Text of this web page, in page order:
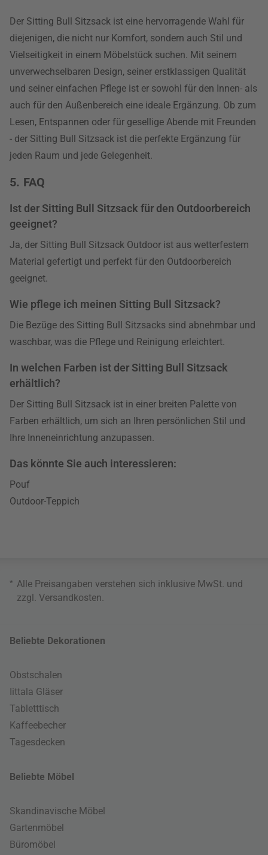
Der Sitting Bull Sitzsack ist eine hervorragende Wahl für
diejenigen, die nicht nur Komfort, sondern auch Stil und
Vielseitigkeit in einem Möbelstück suchen. Mit seinem
unverwechselbaren Design, seiner erstklassigen Qualität
und seiner einfachen Pflege ist er sowohl für den Innen- als
auch für den Außenbereich eine ideale Ergänzung. Ob zum
Lesen, Entspannen oder für gesellige Abende mit Freunden
- der Sitting Bull Sitzsack ist die perfekte Ergänzung für
jeden Raum und jede Gelegenheit.
5. FAQ
Ist der Sitting Bull Sitzsack für den Outdoorbereich
geeignet?
Ja, der Sitting Bull Sitzsack Outdoor ist aus wetterfestem
Material gefertigt und perfekt für den Outdoorbereich
geeignet.
Wie pflege ich meinen Sitting Bull Sitzsack?
Die Bezüge des Sitting Bull Sitzsacks sind abnehmbar und
waschbar, was die Pflege und Reinigung erleichtert.
In welchen Farben ist der Sitting Bull Sitzsack
erhältlich?
Der Sitting Bull Sitzsack ist in einer breiten Palette von
Farben erhältlich, um sich an Ihren persönlichen Stil und
Ihre Inneneinrichtung anzupassen.
Das könnte Sie auch interessieren:
Pouf
Outdoor-Teppich
* Alle Preisangaben verstehen sich inklusive MwSt. und
zzgl. Versandkosten.
Beliebte Dekorationen
Obstschalen
Iittala Gläser
Tabletttisch
Kaffeebecher
Tagesdecken
Beliebte Möbel
Skandinavische Möbel
Gartenmöbel
Büromöbel